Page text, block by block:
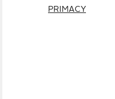
PRIMACY